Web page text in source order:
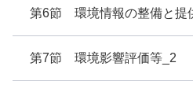
第6節 環境情報の整備と提
第7節 環境影響評価等_2